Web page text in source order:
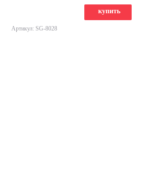
купить
Артикул: SG-8028